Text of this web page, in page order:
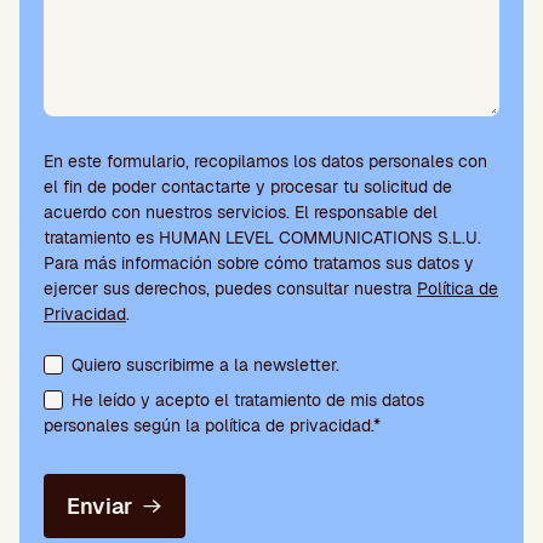
En este formulario, recopilamos los datos personales con
el fin de poder contactarte y procesar tu solicitud de
acuerdo con nuestros servicios. El responsable del
tratamiento es HUMAN LEVEL COMMUNICATIONS S.L.U.
Para más información sobre cómo tratamos sus datos y
ejercer sus derechos, puedes consultar nuestra Política de
Privacidad.
Aceptación de condiciones y suscripción a la newsletter
Quiero suscribirme a la newsletter.
He leído y acepto el tratamiento de mis datos
personales según la política de privacidad.*
Enviar